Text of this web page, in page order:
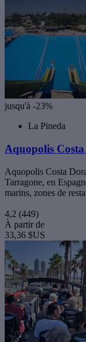
jusqu'à -23%
La Pineda
Aquopolis
Aquopolis Costa
Tarragone, en
marins, zones de
4,2 (449)
À partir de
33,36 $US